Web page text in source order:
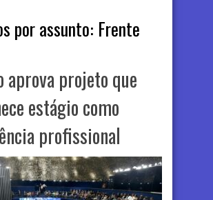
por assunto: Frente
aprova projeto que
estágio como
profissional